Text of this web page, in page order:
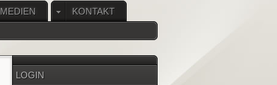
MEDIEN KONTAKT
LOGIN